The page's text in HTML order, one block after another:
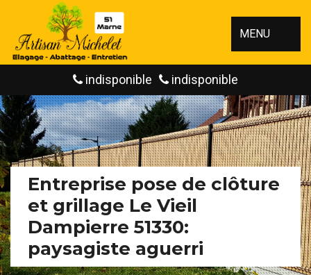
MENU
indisponible indisponible
Entreprise pose de clôture
et grillage Le Vieil
Dampierre 51330:
paysagiste aguerri